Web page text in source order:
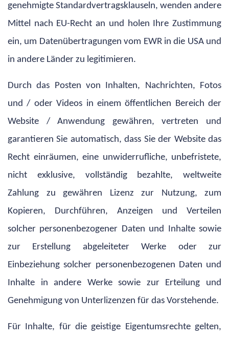
genehmigte Standardvertragsklauseln, wenden andere
Mittel nach EU-Recht an und holen Ihre Zustimmung
ein, um Datenübertragungen vom EWR in die USA und
in andere Länder zu legitimieren.
Durch das Posten von Inhalten, Nachrichten, Fotos
und / oder Videos in einem öffentlichen Bereich der
Website / Anwendung gewähren, vertreten und
garantieren Sie automatisch, dass Sie der Website das
Recht einräumen, eine unwiderrufliche, unbefristete,
nicht exklusive, vollständig bezahlte, weltweite
Zahlung zu gewähren Lizenz zur Nutzung, zum
Kopieren, Durchführen, Anzeigen und Verteilen
solcher personenbezogener Daten und Inhalte sowie
zur Erstellung abgeleiteter Werke oder zur
Einbeziehung solcher personenbezogenen Daten und
Inhalte in andere Werke sowie zur Erteilung und
Genehmigung von Unterlizenzen für das Vorstehende.
Für Inhalte, für die geistige Eigentumsrechte gelten,